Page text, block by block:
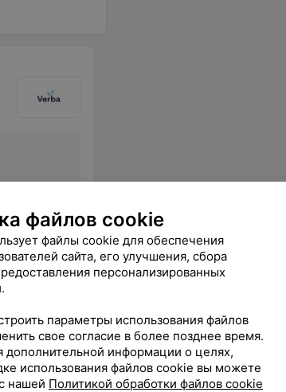
файлов cookie
файлы cookie для обеспечения
сайта, его улучшения, сбора
персонализированных
параметры использования файлов
свое согласие в более позднее время.
дополнительной информации о целях,
использования файлов cookie вы можете
нашей Политикой обработки файлов cookie